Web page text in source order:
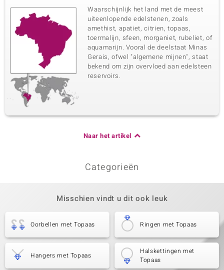
Waarschijnlijk het land met de meest
uiteenlopende edelstenen, zoals
amethist, apatiet, citrien, topaas,
toermalijn, sfeen, morganiet, rubeliet, of
aquamarijn. Vooral de deelstaat Minas
Gerais, ofwel "algemene mijnen", staat
bekend om zijn overvloed aan edelsteen
reservoirs.
Naar het artikel
Categorieën
Misschien vindt u dit ook leuk
Oorbellen met Topaas Ringen met Topaas
Hangers met Topaas
Halskettingen met
Topaas